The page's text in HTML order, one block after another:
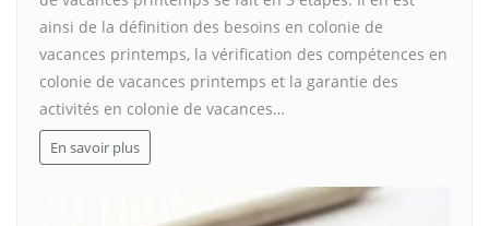
ainsi de la définition des besoins en colonie de
vacances printemps, la vérification des compétences en
colonie de vacances printemps et la garantie des
activités en colonie de vacances…
En savoir plus